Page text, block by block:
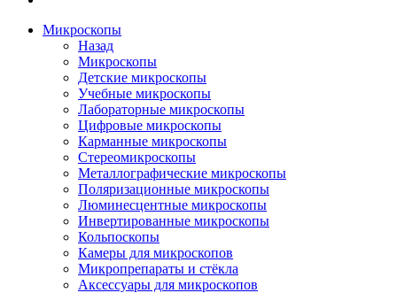
Микроскопы
Назад
Микроскопы
Детские микроскопы
Учебные микроскопы
Лабораторные микроскопы
Цифровые микроскопы
Карманные микроскопы
Стереомикроскопы
Металлографические микроскопы
Поляризационные микроскопы
Люминесцентные микроскопы
Инвертированные микроскопы
Кольпоскопы
Камеры для микроскопов
Микропрепараты и стёкла
Аксессуары для микроскопов